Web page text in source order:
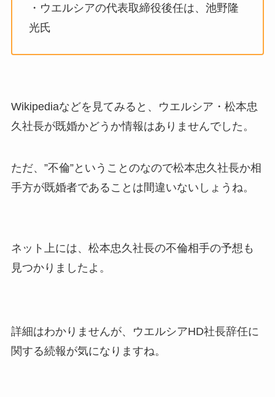
・ウエルシアの代表取締役後任は、池野隆
光氏
Wikipediaなどを見てみると、ウエルシア・松本忠
久社長が既婚かどうか情報はありませんでした。
ただ、”不倫”ということのなので松本忠久社長か相
手方が既婚者であることは間違いないしょうね。
ネット上には、松本忠久社長の不倫相手の予想も
見つかりましたよ。
詳細はわかりませんが、ウエルシアHD社長辞任に
関する続報が気になりますね。